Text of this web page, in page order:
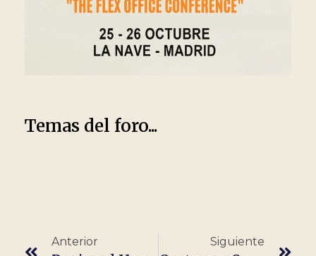
Temas del foro...
Anterior Siguiente